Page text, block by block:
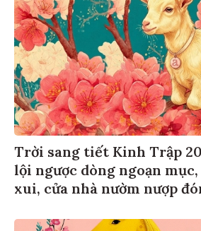
Trời sang tiết Kinh Trập
lội ngược dòng ngoạn
xui, cửa nhà nườm nượp